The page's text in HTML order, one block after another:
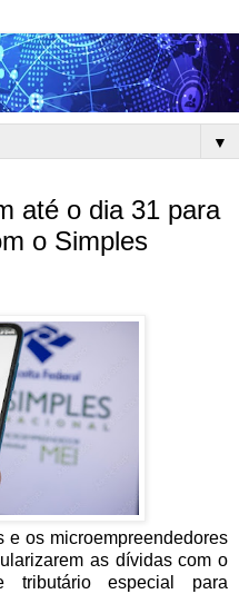
▼
até o dia 31 para
o Simples
e os microempreendedores
as dívidas com o
tributário especial para